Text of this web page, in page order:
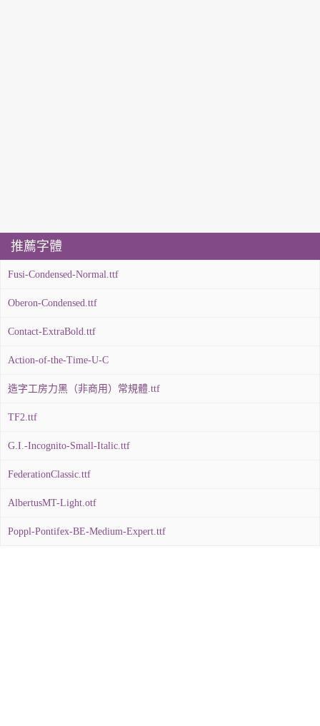
推薦字體
Fusi-Condensed-Normal.ttf
Oberon-Condensed.ttf
Contact-ExtraBold.ttf
Action-of-the-Time-U-C
造字工房力黑（非商用）常規體.ttf
TF2.ttf
G.I.-Incognito-Small-Italic.ttf
FederationClassic.ttf
AlbertusMT-Light.otf
Poppl-Pontifex-BE-Medium-Expert.ttf